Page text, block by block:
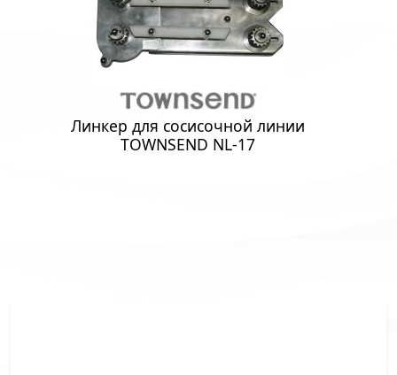
Линкер для сосисочной линии
TOWNSEND NL-17